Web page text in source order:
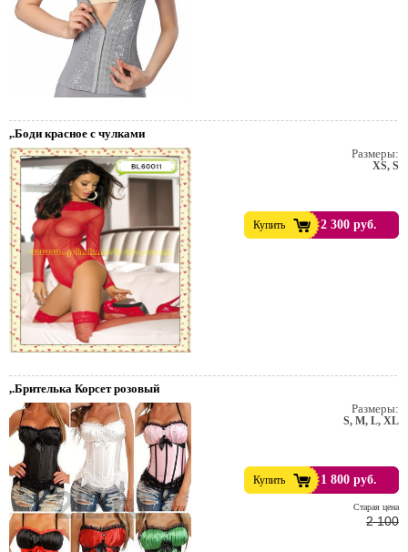
,.Боди красное с чулками
Размеры:
XS, S
Купить 2 300 руб.
,.Брителька Корсет розовый
Размеры:
S, M, L, XL
Купить 1 800 руб.
Cтарая цена
2 100